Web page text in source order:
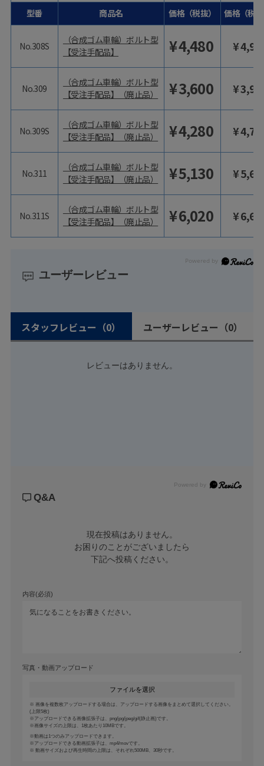
型番
No.308S
No.309
No.309S
No.311
No.311S
商品名 価格（税抜） 価格（税
（合成ゴム車輪）ボルト型
【受注手配品】
¥4,480 ¥
（合成ゴム車輪）ボルト型
【受注手配品】（廃止品）
¥3,600 ¥
（合成ゴム車輪）ボルト型
【受注手配品】（廃止品）
¥4,280 ¥
（合成ゴム車輪）ボルト型
【受注手配品】（廃止品）
¥5,130 ¥
（合成ゴム車輪）ボルト型
【受注手配品】（廃止品）
¥6,020 ¥
ユーザーレビュー
スタッフレビュー （0） ユーザーレビュー （0）
レビューはありません。
Powered by
Q&A
現在投稿はありません。
お困りのことがございましたら
下記へ投稿ください。
内容(必須)
写真・動画アップロード
ファイルを選択
画像を複数枚アップロードする場合は、アップロードする画像をまとめて選択してください。
(上限5枚)
アップロードできる画像拡張子は、png/jpg/jpeg/gif(静止画)です。
画像サイズの上限は、1枚あたり10MBです。
動画は1つのみアップロードできます。
アップロードできる動画拡張子は、mp4/movです。
動画サイズおよび再生時間の上限は、それぞれ500MB、30秒です。